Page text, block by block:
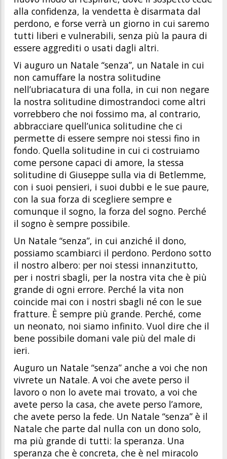
alla confidenza, la vendetta è disarmata dal
perdono, e forse verrà un giorno in cui saremo
tutti liberi e vulnerabili, senza più la paura di
essere aggrediti o usati dagli altri.
Vi auguro un Natale “senza”, un Natale in cui
non camuffare la nostra solitudine
nell’ubriacatura di una folla, in cui non negare
la nostra solitudine dimostrandoci come altri
vorrebbero che noi fossimo ma, al contrario,
abbracciare quell’unica solitudine che ci
permette di essere sempre noi stessi fino in
fondo. Quella solitudine in cui ci costruiamo
come persone capaci di amore, la stessa
solitudine di Giuseppe sulla via di Betlemme,
con i suoi pensieri, i suoi dubbi e le sue paure,
con la sua forza di scegliere sempre e
comunque il sogno, la forza del sogno. Perché
il sogno è sempre possibile.
Un Natale “senza”, in cui anziché il dono,
possiamo scambiarci il perdono. Perdono sotto
il nostro albero: per noi stessi innanzitutto,
per i nostri sbagli, per la nostra vita che è più
grande di ogni errore. Perché la vita non
coincide mai con i nostri sbagli né con le sue
fratture. È sempre più grande. Perché, come
un neonato, noi siamo infinito. Vuol dire che il
bene possibile domani vale più del male di
ieri.
Auguro un Natale “senza” anche a voi che non
vivrete un Natale. A voi che avete perso il
lavoro o non lo avete mai trovato, a voi che
avete perso la casa, che avete perso l’amore,
che avete perso la fede. Un Natale “senza” è il
Natale che parte dal nulla con un dono solo,
ma più grande di tutti: la speranza. Una
speranza che è concreta, che è nel miracolo